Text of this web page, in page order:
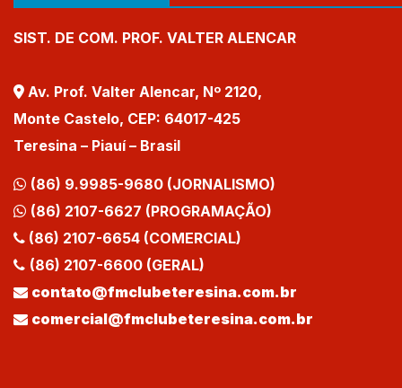
SIST. DE COM. PROF. VALTER ALENCAR
Av. Prof. Valter Alencar, Nº 2120,
Monte Castelo, CEP: 64017-425
Teresina – Piauí – Brasil
(86) 9.9985-9680 (JORNALISMO)
(86) 2107-6627 (PROGRAMAÇÃO)
(86) 2107-6654 (COMERCIAL)
(86) 2107-6600 (GERAL)
contato@fmclubeteresina.com.br
comercial@fmclubeteresina.com.br